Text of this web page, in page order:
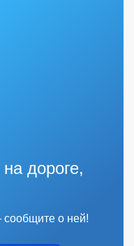
дороге,
о ней!